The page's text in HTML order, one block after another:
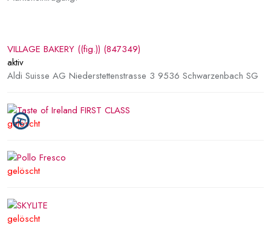
VILLAGE BAKERY ((fig.)) (847349)
aktiv
Aldi Suisse AG Niederstettenstrasse 3 9536 Schwarzenbach SG
gelöscht
gelöscht
gelöscht